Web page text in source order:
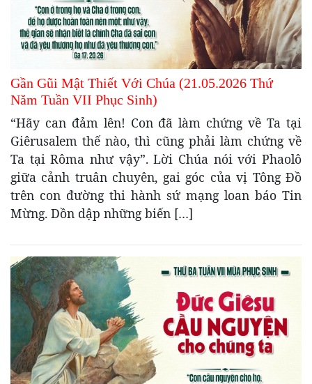
Gần Gũi Mật Thiết Với Chúa (21.05.2026 Thứ
Năm Tuần VII Phục Sinh)
“Hãy can đảm lên! Con đã làm chứng về Ta tại
Giêrusalem thế nào, thì cũng phải làm chứng về
Ta tại Rôma như vậy”. Lời Chúa nói với Phaolô
giữa cảnh truân chuyên, gai góc của vị Tông Đồ
trên con đường thi hành sứ mạng loan báo Tin
Mừng. Dồn dập những biến […]